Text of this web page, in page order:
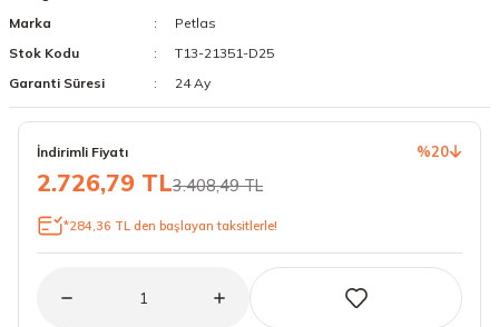
Marka
Petlas
Stok Kodu
T13-21351-D25
Garanti Süresi
24 Ay
İndirimli Fiyatı %20
2.726,79 TL3.408,49 TL
*284,36 TL den başlayan taksitlerle!